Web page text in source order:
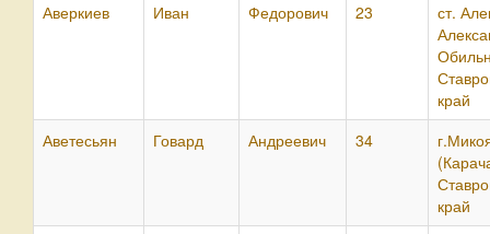
Аверкиев
Иван Федорович 23
ст.
край
Аветесьян
Говард Андреевич 34
край